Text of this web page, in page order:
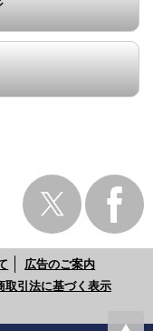
広告のご案内
取引法に基づく表示